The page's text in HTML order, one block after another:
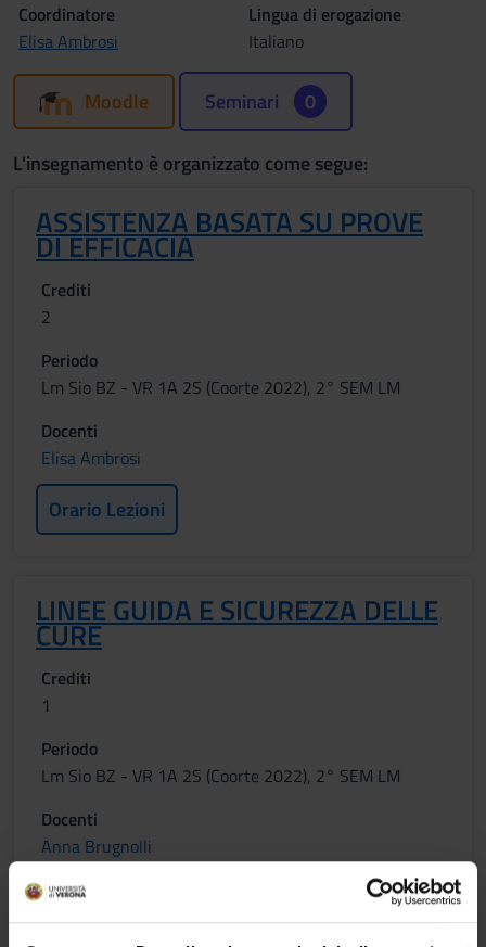
Coordinatore
Elisa Ambrosi
Lingua di erogazione
Italiano
Moodle Seminari 0
L'insegnamento è organizzato come segue:
ASSISTENZA BASATA SU PROVE
DI EFFICACIA
Crediti
2
Periodo
Lm Sio BZ - VR 1A 2S (Coorte 2022), 2° SEM LM
Docenti
Elisa Ambrosi
Orario Lezioni
LINEE GUIDA E SICUREZZA DELLE
CURE
Crediti
1
Periodo
Lm Sio BZ - VR 1A 2S (Coorte 2022), 2° SEM LM
Docenti
Anna Brugnolli
Orario Lezioni